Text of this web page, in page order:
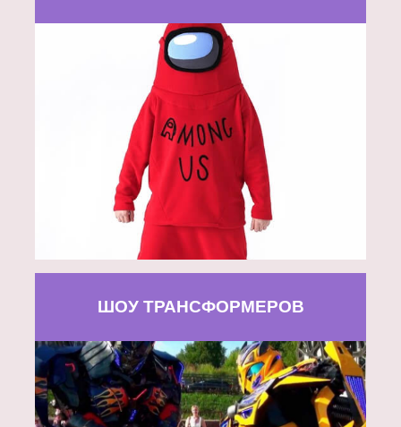
ШОУ ТРАНСФОРМЕРОВ